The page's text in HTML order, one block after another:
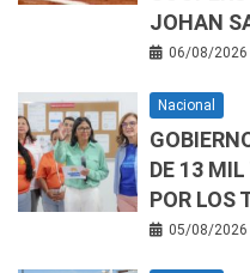
JOHAN
06/08/2026
Nacional
DE 13
POR LOS
05/08/2026